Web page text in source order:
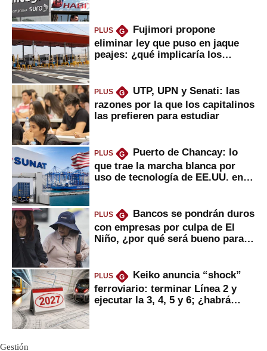
PLUS G
Fujimori propone
eliminar ley que puso en jaque
peajes: ¿qué implicaría los
PLUS G
UTP, UPN y Senati: las
razones por la que los capitalinos
las prefieren para estudiar
PLUS G
Puerto de Chancay: lo
que trae la marcha blanca por
uso de tecnología de EE.UU. en
PLUS G
Bancos se pondrán duros
con empresas por culpa de El
Niño, ¿por qué será bueno para
PLUS G
Keiko anuncia “shock”
ferroviario: terminar Línea 2 y
ejecutar la 3, 4, 5 y 6; ¿habrá
Gestión